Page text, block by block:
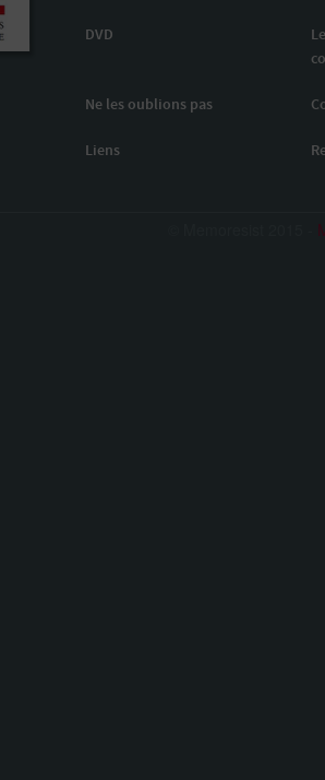
DVD
Ne les oublions pas
Liens